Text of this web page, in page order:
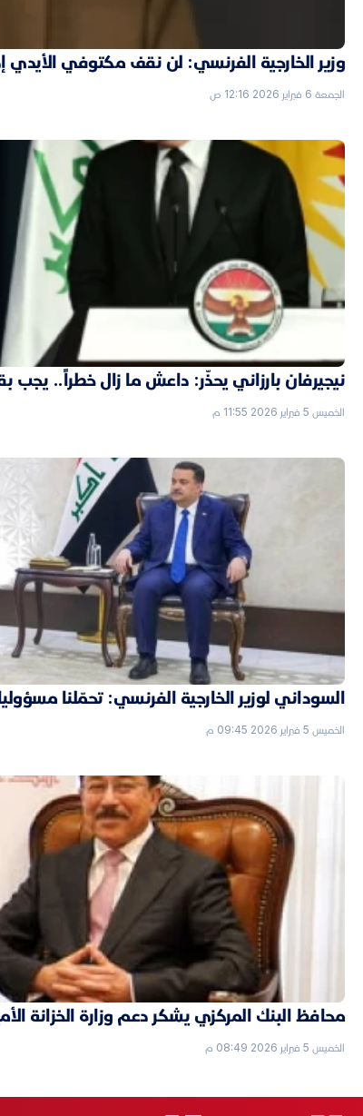
وزير الخارجية الفرنسي: لن نقف مكتوفي الأيدي
الجمعة 6 فبراير 2026 12:16 ص
نيجيرفان بارزاني يحذّر: داعش ما زال خطراً.. يجب
الخميس 5 فبراير 2026 11:55 م
السوداني لوزير الخارجية الفرنسي: تحمّلنا
الخميس 5 فبراير 2026 09:45 م
محافظ البنك المركزي يشكر دعم وزارة الخزانة
الخميس 5 فبراير 2026 08:49 م